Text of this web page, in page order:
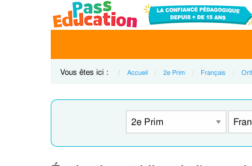
Vous êtes ici : Accueil 2e Prim Français